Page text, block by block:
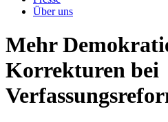
Über uns
Mehr
Korrekturen bei